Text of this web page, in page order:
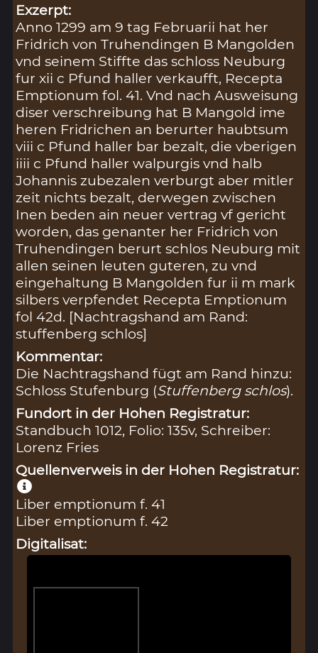
Exzerpt:
Anno 1299 am 9 tag Februarii hat her
Fridrich von Truhendingen B Mangolden
vnd seinem Stiffte das schloss Neuburg
fur xii c Pfund haller verkaufft, Recepta
Emptionum fol. 41. Vnd nach Ausweisung
diser verschreibung hat B Mangold ime
heren Fridrichen an berurter haubtsum
viii c Pfund haller bar bezalt, die vberigen
iiii c Pfund haller walpurgis vnd halb
Johannis zubezalen verburgt aber mitler
zeit nichts bezalt, derwegen zwischen
Inen beden ain neuer vertrag vf gericht
worden, das genanter her Fridrich von
Truhendingen berurt schlos Neuburg mit
allen seinen leuten guteren, zu vnd
eingehaltung B Mangolden fur ii m mark
silbers verpfendet Recepta Emptionum
fol 42d. [Nachtragshand am Rand:
stuffenberg schlos]
Kommentar:
Die Nachtragshand fügt am Rand hinzu:
Schloss Stufenburg (Stuffenberg schlos).
Fundort in der Hohen Registratur:
Standbuch 1012, Folio: 135v, Schreiber:
Lorenz Fries
Quellenverweis in der Hohen Registratur:
Liber emptionum f. 41
Liber emptionum f. 42
Digitalisat: